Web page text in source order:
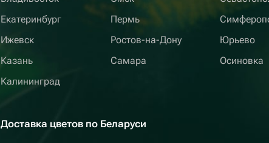
Екатеринбург
Ижевск
Казань
Калининград
Пермь
Ростов-на-Дону
Самара
Юрьево
Осиновка
Доставка цветов по Беларуси